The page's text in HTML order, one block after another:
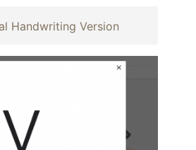
Handwriting Version